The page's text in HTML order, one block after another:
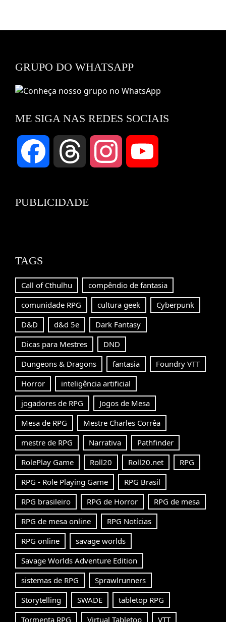
GRUPO DO WHATSAPP
ME SIGA NAS REDES SOCIAIS
Facebook Threads Instagram
PUBLICIDADE
TAGS
Call of Cthulhu
compêndio de fantasia
comunidade RPG
cultura geek
Cyberpunk
D&D
d&d 5e
Dark Fantasy
Dicas para Mestres
DND
Dungeons & Dragons
fantasia
Foundry VTT
Horror
inteligência artificial
jogadores de RPG
Jogos de Mesa
Mesa de RPG
Mestre Charles Corrêa
mestre de RPG
Narrativa
Pathfinder
RolePlay Game
Roll20 Roll20.net
RPG
RPG - Role Playing Game
RPG Brasil
RPG brasileiro
RPG de Horror
RPG de mesa
RPG de mesa online
RPG Notícias
RPG online
savage worlds
Savage Worlds Adventure Edition
sistemas de RPG
Sprawlrunners
Storytelling
SWADE
tabletop RPG
Tormenta RPG
Virtual Tabletop VTT